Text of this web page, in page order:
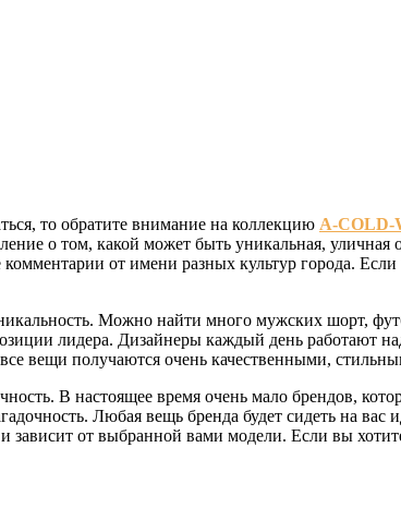
то обратите внимание на коллекцию A-COLD-
о том, какой может быть уникальная,
от имени разных культур города.
Можно найти много мужских шорт,
лидера. Дизайнеры каждый день работают
вещи получаются очень качественными,
В настоящее время очень мало брендов,
Любая вещь бренда будет сидеть на
зависит от выбранной вами модели. Если вы